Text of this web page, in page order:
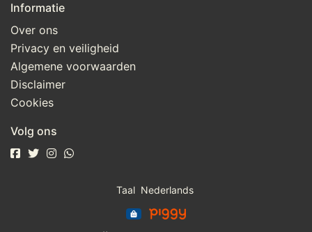
Informatie
Over ons
Privacy en veiligheid
Algemene voorwaarden
Disclaimer
Cookies
Volg ons
Taal